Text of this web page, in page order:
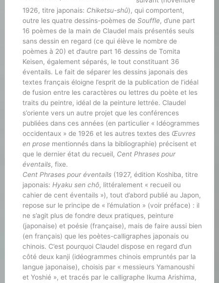
1926, titre japonais: Chiketsu-shû), qui comportent,
outre les quatre dessins-poèmes de Souffle, d’une part
16 poèmes de la main de Claudel mais présentés seuls
sans dessin en regard (ce qui élève le nombre de
poèmes à 20) et d’autre part 16 dessins de Tomita
Keisen, également séparés, le tout constituant 36
éventails. Le fait de séparer les dessins japonais des
textes français éloigne l’esprit de la publication de l’idéal
de fusion entre les caractères ou lettres du poète et les
traits du peintre, idéal de la peinture lettrée. Claudel
s’oriente vers un autre projet que les conférences
publiées dans ces années (en particulier « Idéogrammes
occidentaux » de 1926 et les autres textes des Œuvres
en prosementionnés dans la bibliographie) précisent et
que le dernier état du recueil, Cent Phrases pour
éventails, fixe.
Cent Phrases pour éventails(1927, édition Koshiba, titre
japonais: Hyaku sen chô, littéralement « recueil ou
cahier de cent éventails »), tout d’abord publié au Japon,
repose sur le principe de « l’émulation » (voir préface) : il
ne s’agit plus de fondre deux pratiques, peinture
(japonaise) et poésie (française), mais de faire aussi bien
(en français) que les poètes-calligraphes japonais ou
chinois. C’est pourquoi Claudel dispose en regard d’un
côté deux kanji (idéogrammes chinois empruntés par la
langue japonaise), choisis par « messieurs Yamanoushi
et Yoshié », et tracés par le calligraphe Ikuma Arishima,